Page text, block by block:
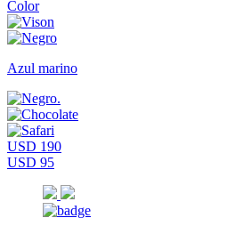
Color
Azul marino
USD 190
USD 95